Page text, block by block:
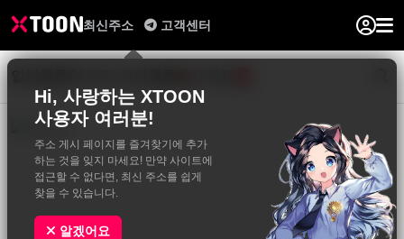
최신주소
Hi, 사랑하는 XTOON
사용자 여러분!
주소 게시 페이지를 즐겨찾기에 추가
하는 것을 잊지 마세요! 만약 사이트에
접근할 수 없다면, 최신 주소를 쉽게
찾을 수 있습니다.
알겠어요
고객센터